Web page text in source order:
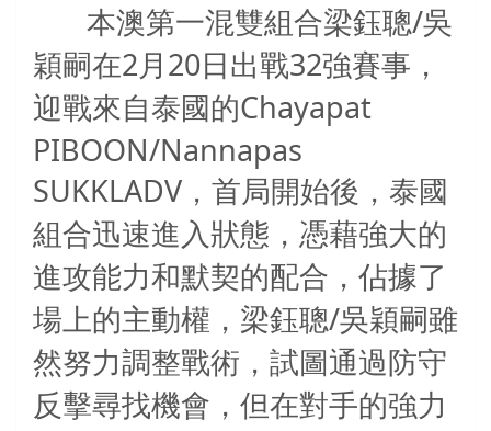
本澳第一混雙組合梁鈺聰/吳
穎嗣在2月 20 日出戰32強賽事，
迎戰來自泰國的Chayapat
PIBOON/Nannapas
SUKKLADV ，首局開始後，泰國
組合迅速進入狀態，憑藉強大的
進攻能力和默契的配合，佔據了
場上的主動權，梁鈺聰/吳穎嗣雖
然努力調整戰術，試圖通過防守
反擊尋找機會，但在對手的強力